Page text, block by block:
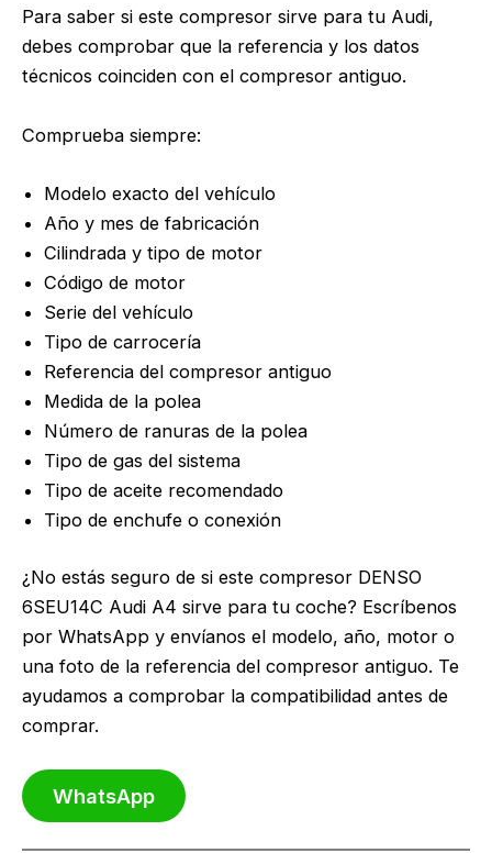
Para saber si este compresor sirve para tu Audi,
debes comprobar que la referencia y los datos
técnicos coinciden con el compresor antiguo.
Comprueba siempre:
Modelo exacto del vehículo
Año y mes de fabricación
Cilindrada y tipo de motor
Código de motor
Serie del vehículo
Tipo de carrocería
Referencia del compresor antiguo
Medida de la polea
Número de ranuras de la polea
Tipo de gas del sistema
Tipo de aceite recomendado
Tipo de enchufe o conexión
¿No estás seguro de si este compresor DENSO
6SEU14C Audi A4 sirve para tu coche? Escríbenos
por WhatsApp y envíanos el modelo, año, motor o
una foto de la referencia del compresor antiguo. Te
ayudamos a comprobar la compatibilidad antes de
comprar.
WhatsApp